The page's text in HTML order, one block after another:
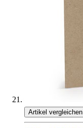
Artikel vergleichen